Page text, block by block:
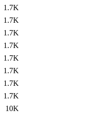
1.7K
1.7K
1.7K
1.7K
1.7K
1.7K
1.7K
1.7K
10K